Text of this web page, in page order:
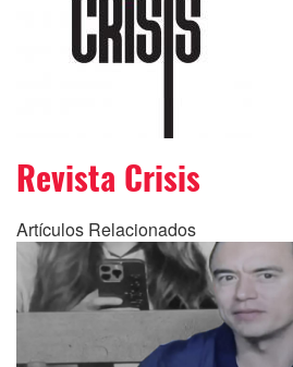
Revista Crisis
Artículos Relacionados